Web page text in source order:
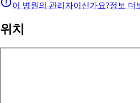
이 병원의 관리자이신가요?정보 더
위치